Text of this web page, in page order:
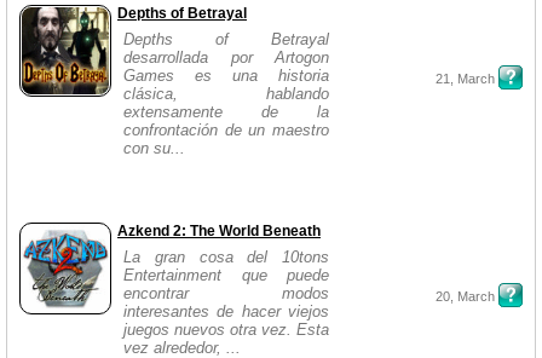
Depths of Betrayal
Depths of Betrayal
desarrollada por Artogon
Games es una historia
clásica, hablando
extensamente de la
confrontación de un maestro
con su...
21, March
Azkend 2: The World Beneath
La gran cosa del 10tons
Entertainment que puede
encontrar modos
interesantes de hacer viejos
juegos nuevos otra vez. Esta
vez alrededor, ...
20, March